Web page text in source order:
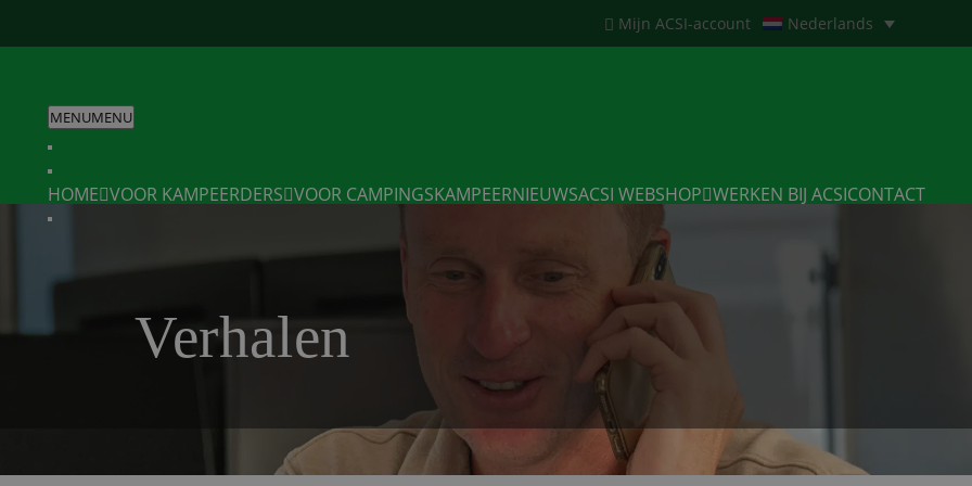
Mijn ACSI-account Nederlands
MENUMENU
HOME VOOR KAMPEERDERS VOOR CAMPINGSKAMPEERNIEUWSACSI WEBSHOP WERKEN BIJ ACSICONTACT
Verhalen